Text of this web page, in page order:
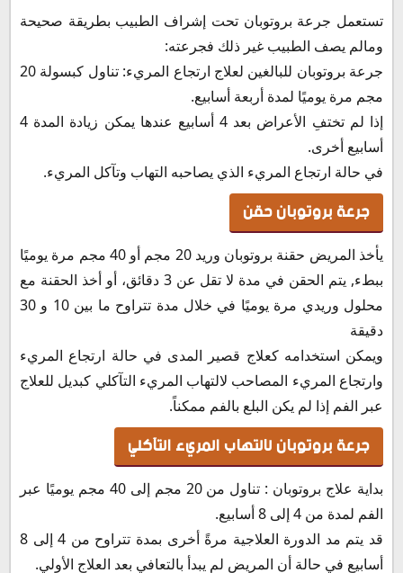
تستعمل جرعة بروتوبان تحت إشراف الطبيب بطريقة صحيحة
ومالم يصف الطبيب غير ذلك فجرعته:
جرعة بروتوبان للبالغين لعلاج ارتجاع المريء: تناول كبسولة 20
مجم مرة يوميًا لمدة أربعة أسابيع.
إذا لم تختفِ الأعراض بعد 4 أسابيع عندها يمكن زيادة المدة 4
أسابيع أخرى.
في حالة ارتجاع المريء الذي يصاحبه التهاب وتآكل المريء.
جرعة بروتوبان حقن
يأخذ المريض حقنة بروتوبان وريد 20 مجم أو 40 مجم مرة يوميًا
ببطء, يتم الحقن في مدة لا تقل عن 3 دقائق، أو أخذ الحقنة مع
محلول وريدي مرة يوميًا في خلال مدة تتراوح ما بين 10 و 30
دقيقة
ويمكن استخدامه كعلاج قصير المدى في حالة ارتجاع المريء
وارتجاع المريء المصاحب لالتهاب المريء التآكلي كبديل للعلاج
عبر الفم إذا لم يكن البلع بالفم ممكناً.
جرعة بروتوبان لالتهاب المريء التآكلي
بداية علاج بروتوبان : تناول من 20 مجم إلى 40 مجم يوميًا عبر
الفم لمدة من 4 إلى 8 أسابيع.
قد يتم مد الدورة العلاجية مرةً أخرى بمدة تتراوح من 4 إلى 8
أسابيع في حالة أن المريض لم يبدأ بالتعافي بعد العلاج الأولي.